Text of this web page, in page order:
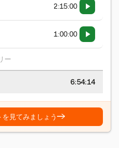
2:15:00
1:00:00
ー
6:54:15
見てみましょう→